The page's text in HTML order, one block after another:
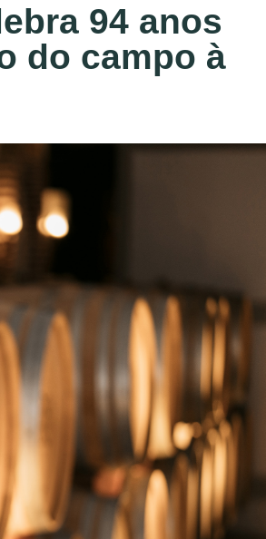
94 anos
do campo à